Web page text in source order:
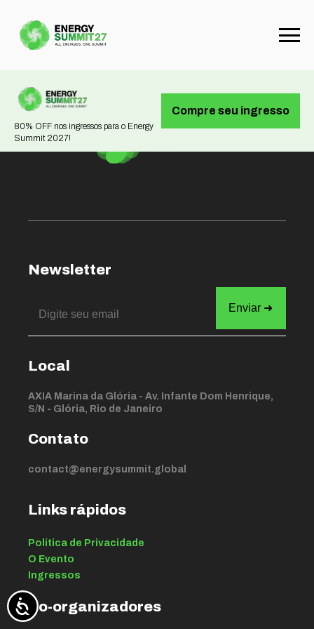
80% OFF nos ingressos para o Energy
Summit 2027!
Compre seu ingresso
Not found
Newsletter
Local
AXIA Marina da Glória - Av. Infante Dom Henrique,
S/N - Glória, Rio de Janeiro
Contato
contact@energysummit.global
Links rápidos
Política de Privacidade
O Evento
Ingressos
Co-organizadores